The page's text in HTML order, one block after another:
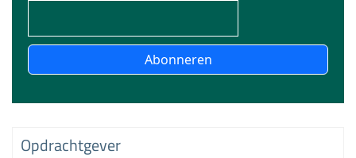
Abonneren
Opdrachtgever